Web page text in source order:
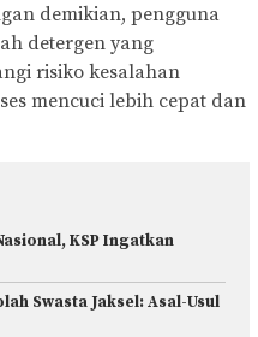
demikian, pengguna
detergen yang
risiko kesalahan
mencuci lebih cepat dan
KSP Ingatkan
Swasta Jaksel: Asal-Usul